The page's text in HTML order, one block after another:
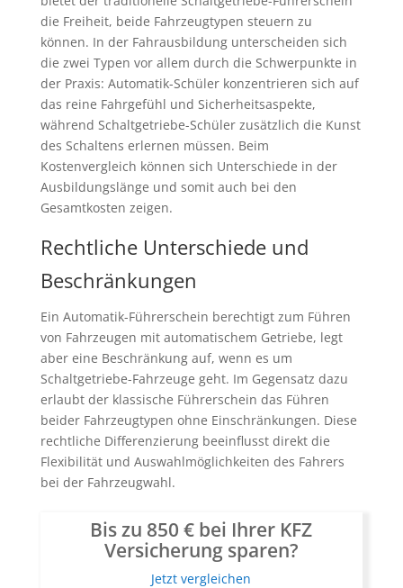
die Freiheit, beide Fahrzeugtypen steuern zu
können. In der Fahrausbildung unterscheiden sich
die zwei Typen vor allem durch die Schwerpunkte in
der Praxis: Automatik-Schüler konzentrieren sich auf
das reine Fahrgefühl und Sicherheitsaspekte,
während Schaltgetriebe-Schüler zusätzlich die Kunst
des Schaltens erlernen müssen. Beim
Kostenvergleich können sich Unterschiede in der
Ausbildungslänge und somit auch bei den
Gesamtkosten zeigen.
Rechtliche Unterschiede und
Beschränkungen
Ein Automatik-Führerschein berechtigt zum Führen
von Fahrzeugen mit automatischem Getriebe, legt
aber eine Beschränkung auf, wenn es um
Schaltgetriebe-Fahrzeuge geht. Im Gegensatz dazu
erlaubt der klassische Führerschein das Führen
beider Fahrzeugtypen ohne Einschränkungen. Diese
rechtliche Differenzierung beeinflusst direkt die
Flexibilität und Auswahlmöglichkeiten des Fahrers
bei der Fahrzeugwahl.
Bis zu 850 € bei Ihrer KFZ
Versicherung sparen?
Jetzt vergleichen